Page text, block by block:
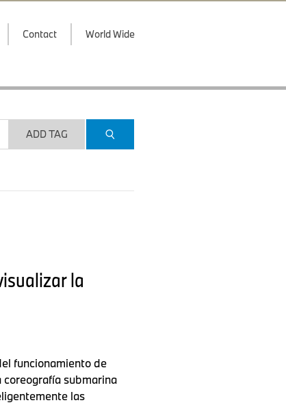
Contact World Wide
ADD TAG
la
funcionamiento de
coreografía submarina
las